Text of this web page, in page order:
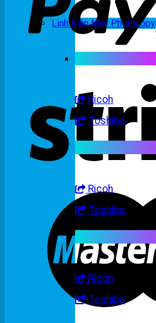
Linh Kiện Máy Photocopy
Ricoh
Toshiba
Ricoh
Toshiba
Ricoh
Toshiba